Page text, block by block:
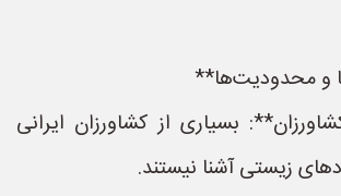
محدودیت‌ها**
بسیاری از کشاورزان ایرانی
زیستی آشنا نیستند.